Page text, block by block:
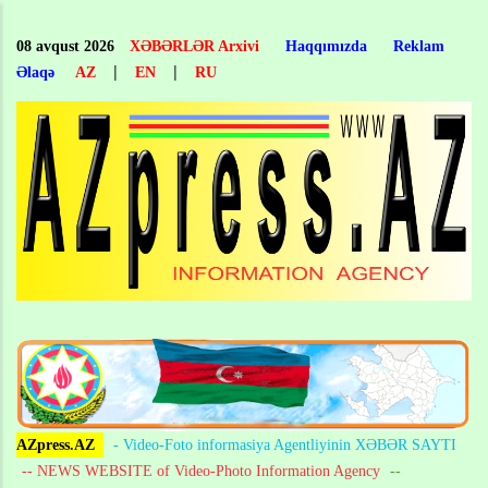
main
content
08 avqust 2026 XƏBƏRLƏR Arxivi Haqqımızda
Reklam
Əlaqə
AZ | EN | RU
AZpress.AZ
- Video-Foto informasiya Agentliyinin XƏBƏR SAYTI
-- NEWS WEBSITE of Video-Photo Information Agency --